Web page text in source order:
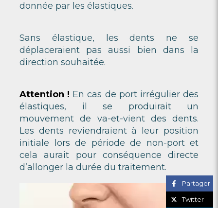
donnée par les élastiques.
Sans élastique, les dents ne se
déplaceraient pas aussi bien dans la
direction souhaitée.
Attention ! En cas de port irrégulier des
élastiques, il se produirait un
mouvement de va-et-vient des dents.
Les dents reviendraient à leur position
initiale lors de période de non-port et
cela aurait pour conséquence directe
d’allonger la durée du traitement.
Partager
Twitter